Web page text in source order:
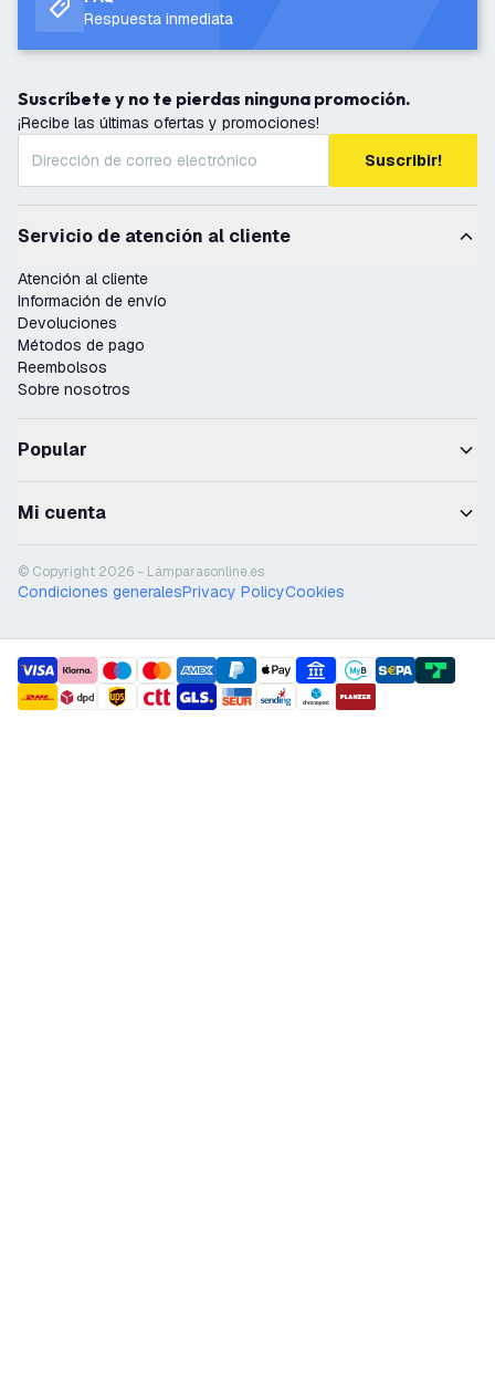
Respuesta inmediata
Suscríbete y no te pierdas ninguna promoción.
¡Recibe las últimas ofertas y promociones!
Suscribir!
Servicio de atención al cliente
Atención al cliente
Información de envío
Devoluciones
Métodos de pago
Reembolsos
Sobre nosotros
Popular
Mi cuenta
© Copyright 2026 - Lámparasonline.es
Condiciones generalesPrivacy PolicyCookies
payment methods
shipment methods